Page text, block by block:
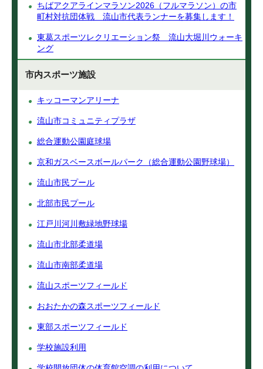
ちばアクアラインマラソン2026（フルマラソン）の市
町村対抗団体戦 流山市代表ランナーを募集します！
東葛スポーツレクリエーション祭 流山大堀川ウォーキ
ング
市内スポーツ施設
キッコーマンアリーナ
流山市コミュニティプラザ
総合運動公園庭球場
京和ガスベースボールパーク（総合運動公園野球場）
流山市民プール
北部市民プール
江戸川河川敷緑地野球場
流山市北部柔道場
流山市南部柔道場
流山スポーツフィールド
おおたかの森スポーツフィールド
東部スポーツフィールド
学校施設利用